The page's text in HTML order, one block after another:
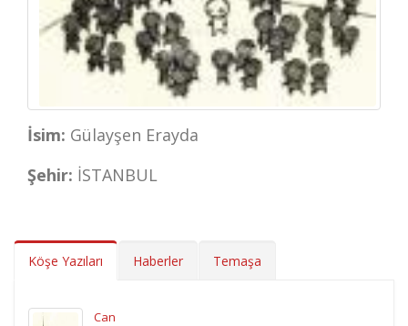
İsim: Gülayşen Erayda
Şehir: İSTANBUL
Köşe Yazıları Haberler Temaşa
Can